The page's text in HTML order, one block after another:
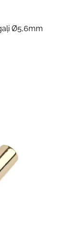
Ø5,6mm